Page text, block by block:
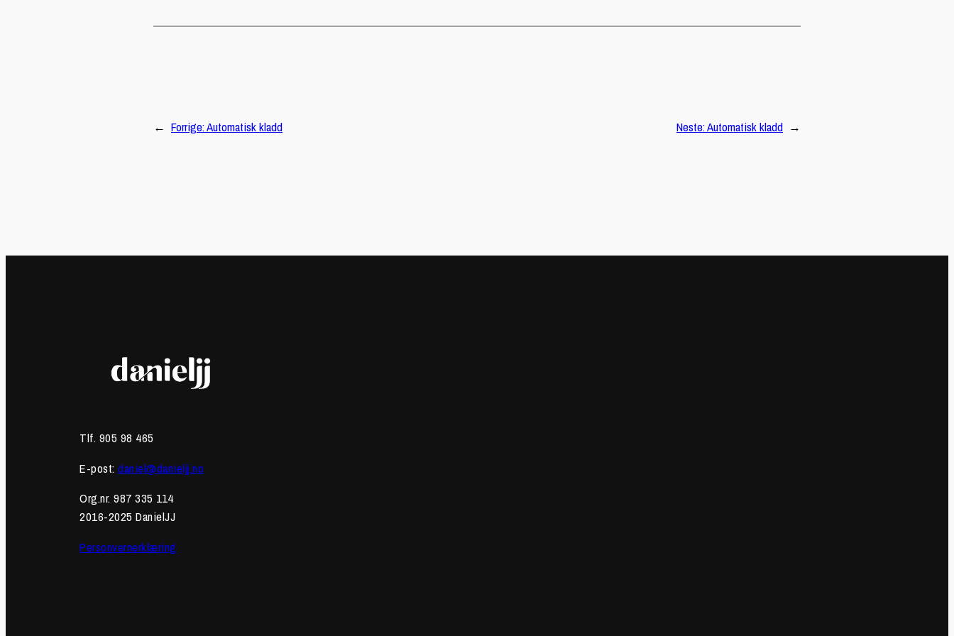
← Forrige:Automatisk kladd Neste:Automatisk kladd →
Tlf. 905 98 465
E-post: daniel@danieljj.no
Org.nr. 987 335 114
2016-2025 DanielJJ
Personvernerklæring